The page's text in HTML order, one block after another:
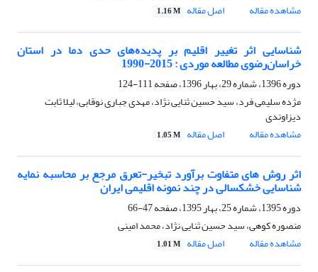
مشاهده مقاله
اصل مقاله 1.16 M
شناسایی اثر تغییر اقلیم بر پدیده‌های حدی دما در استان
خراسان‌رضوی مطالعه موردی : 2015-1990
دوره 1396، شماره 29، بهار 1396، صفحه
111-124
مژده سلیمی فرد، سید حسین ثنایی نژاد، مهدی جباری نوقابی، لیلا ثابت
دیزاوندی
مشاهده مقاله
اصل مقاله 1.05 M
اثر روش های متفاوت برآورد تبخیر-تعرق مرجع بر محاسبه نمایه
شناسایی خشکسالی در چند نمونه اقلیمی ایران
دوره 1395، شماره 25، بهار 1395، صفحه
47-66
منصوره کوهی، سید حسین ثنایی نژاد، محمد امینی
مشاهده مقاله
اصل مقاله 1.01 M